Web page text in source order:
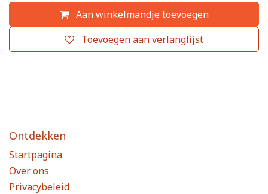
Aan winkelmandje toevoegen
Toevoegen aan verlanglijst
Ontdekken
Startpagina
Over ons
Privacybeleid